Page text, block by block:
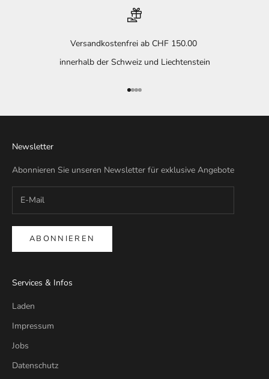
Versandkostenfrei ab CHF 150.00
innerhalb der Schweiz und Liechtenstein
Gehe zu Element 1
Gehe zu Element 2
Gehe zu Element 3
Gehe zu Element 4
Newsletter
Abonnieren Sie unseren Newsletter für exklusive Angebote
ABONNIEREN
Services & Infos
Laden
Impressum
Jobs
Datenschutz